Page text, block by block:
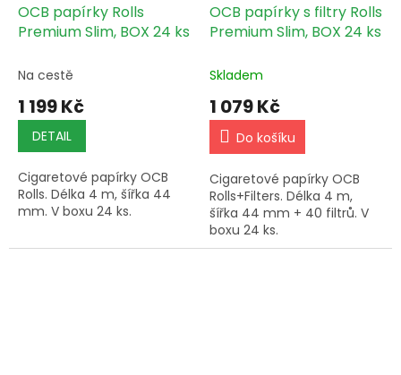
OCB papírky Rolls
Premium Slim, BOX 24 ks
Na cestě
1 199 Kč
DETAIL
Cigaretové papírky OCB
Rolls. Délka 4 m, šířka 44
mm. V boxu 24 ks.
OCB papírky s filtry Rolls
Premium Slim, BOX 24 ks
Skladem
1 079 Kč
Do košíku
Cigaretové papírky OCB
Rolls+Filters. Délka 4 m,
šířka 44 mm + 40 filtrů. V
boxu 24 ks.